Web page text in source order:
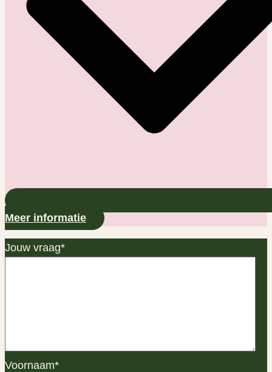
Meer informatie
Jouw vraag*
Voornaam*